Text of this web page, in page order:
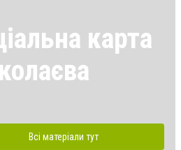
карта
Всі матеріали тут